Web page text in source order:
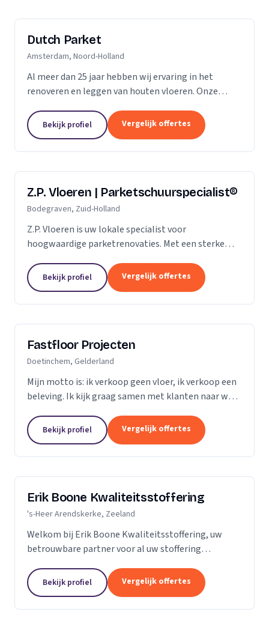
Dutch Parket
Amsterdam, Noord-Holland
Al meer dan 25 jaar hebben wij ervaring in het
renoveren en leggen van houten vloeren. Onze
jaren leveren. Of het gaat om een nieuwe vloer of
een...
Bekijk profiel Vergelijk offertes
Z.P. Vloeren | Parketschuurspecialist®
Bodegraven, Zuid-Holland
Z.P. Vloeren is uw lokale specialist voor
hoogwaardige parketrenovaties. Met een sterke
den Rijn en Gouda, bieden we onze diensten aan
zowel...
Bekijk profiel Vergelijk offertes
Fastfloor Projecten
Doetinchem, Gelderland
Mijn motto is: ik verkoop geen vloer, ik verkoop een
beleving. Ik kijk graag samen met klanten naar wat
luister. Niet de stalen of onze showroom,...
Bekijk profiel Vergelijk offertes
Erik Boone Kwaliteitsstoffering
's-Heer Arendskerke, Zeeland
Welkom bij Erik Boone Kwaliteitsstoffering, uw
betrouwbare partner voor al uw stoffering
gespecialiseerd in de stoffering van vloeren en alle
soorten...
Bekijk profiel Vergelijk offertes